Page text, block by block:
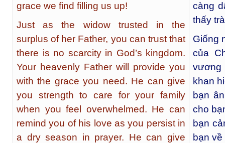
grace we find filling us up!
Just as the widow trusted in the
surplus of her Father, you can trust that
there is no scarcity in God’s kingdom.
Your heavenly Father will provide you
with the grace you need. He can give
you strength to care for your family
when you feel overwhelmed. He can
remind you of his love as you persist in
a dry season in prayer. He can give
càng
thấy
Giống
của
vương
khan
bạn
cho
bạn
bạn